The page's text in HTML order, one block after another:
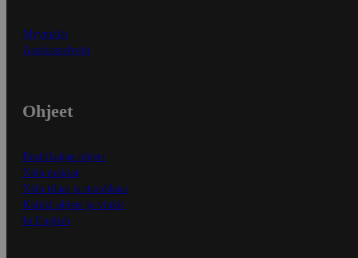
Myymälät
Asiakaspalvelu
Ohjeet
Ensitilaajan ohjeet
Näin maksat
Näin tilaat ja muokkaat
Kaikki ohjeet ja vinkit
In English